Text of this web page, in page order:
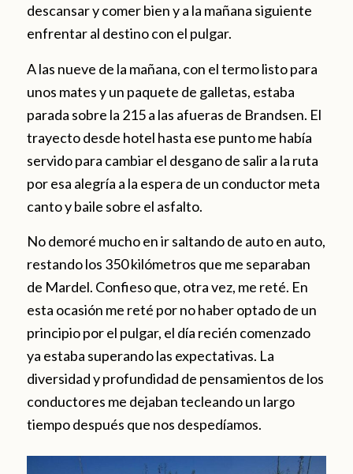
descansar y comer bien y a la mañana siguiente
enfrentar al destino con el pulgar.
A las nueve de la mañana, con el termo listo para
unos mates y un paquete de galletas, estaba
parada sobre la 215 a las afueras de Brandsen. El
trayecto desde hotel hasta ese punto me había
servido para cambiar el desgano de salir a la ruta
por esa alegría a la espera de un conductor meta
canto y baile sobre el asfalto.
No demoré mucho en ir saltando de auto en auto,
restando los 350 kilómetros que me separaban
de Mardel. Confieso que, otra vez, me reté. En
esta ocasión me reté por no haber optado de un
principio por el pulgar, el día recién comenzado
ya estaba superando las expectativas. La
diversidad y profundidad de pensamientos de los
conductores me dejaban tecleando un largo
tiempo después que nos despedíamos.